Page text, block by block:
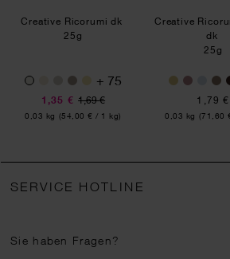
Creative Ricorumi dk
25g
+ 75
1,35 € 1,69 €
Inhalt:
0,03 kg (54,00 € / 1 kg)
Creative
dk
25g
1,79 €
Inhalt:
0,03 kg (71,60
SERVICE HOTLINE
Sie haben Fragen?